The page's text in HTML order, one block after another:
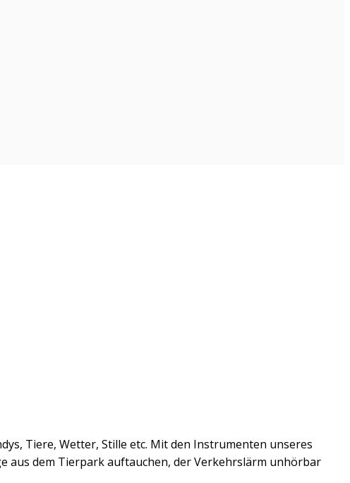
Tiere, Wetter, Stille etc. Mit den Instrumenten unseres
aus dem Tierpark auftauchen, der Verkehrslärm unhörbar